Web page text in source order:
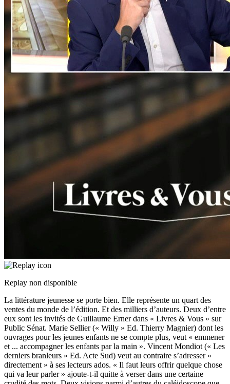
Replay non disponible
La littérature jeunesse se porte bien. Elle représente un quart des
ventes du monde de l’édition. Et des milliers d’auteurs. Deux d’entre
eux sont les invités de Guillaume Erner dans « Livres & Vous » sur
Public Sénat. Marie Sellier (« Willy » Ed. Thierry Magnier) dont les
ouvrages pour les jeunes enfants ne se compte plus, veut « emmener
et ... accompagner les enfants par la main ». Vincent Mondiot (« Les
derniers branleurs » Ed. Acte Sud) veut au contraire s’adresser «
directement » à ses lecteurs ados. « Il faut leurs offrir quelque chose
qui va leur parler » ajoute-t-il quitte à verser dans une certaine